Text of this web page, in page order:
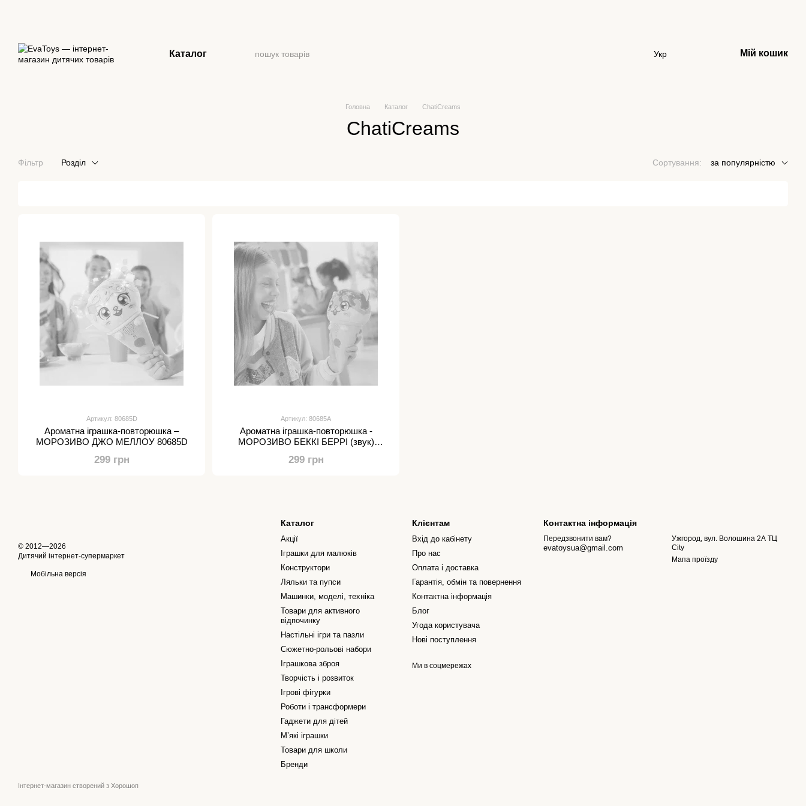
Каталог Укр Мій кошик
Головна Каталог ChatiCreams
ChatiCreams
Фільтр Розділ Сортування: за популярністю
Артикул: 80685D
Ароматна іграшка-повторюшка –
МОРОЗИВО ДЖО МЕЛЛОУ 80685D
299 грн
Артикул: 80685A
Ароматна іграшка-повторюшка -
МОРОЗИВО БЕККІ БЕРРІ (звук)
299 грн
© 2012—2026
Дитячий інтернет-супермаркет
Мобільна версія
Інтернет-магазин створений з Хорошоп
Каталог
Акції
Іграшки для малюків
Конструктори
Ляльки та пупси
Машинки, моделі, техніка
Товари для активного
відпочинку
Настільні ігри та пазли
Сюжетно-рольові набори
Іграшкова зброя
Творчість і розвиток
Ігрові фігурки
Роботи і трансформери
Гаджети для дітей
М’які іграшки
Товари для школи
Бренди
Клієнтам
Вхід до кабінету
Про нас
Оплата і доставка
Гарантія, обмін та повернення
Контактна інформація
Блог
Угода користувача
Нові поступлення
Ми в соцмережах
Контактна інформація
Передзвонити вам?
evatoysua@gmail.com
Ужгород, вул. Волошина 2А ТЦ
City
Мапа проїзду